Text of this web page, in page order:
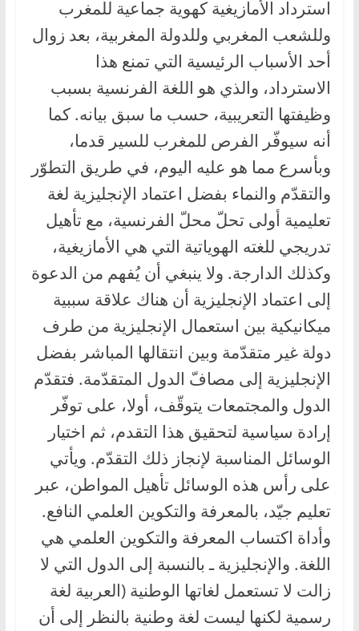
استرداد الأمازيغية كهوية جماعية للمغرب
وللشعب المغربي وللدولة المغربية، بعد زوال
أحد الأسباب الرئيسية التي تمنع هذا
الاسترداد، والذي هو اللغة الفرنسية بسبب
وظيفتها التعريبية، حسب ما سبق بيانه. كما
أنه سيوفّر الفرص للمغرب للسير قدما،
وبأسرع مما هو عليه اليوم، في طريق التطوّر
والتقدّم والنماء بفضل اعتماد الإنجليزية لغة
تعليمية أولى تحلّ محلّ الفرنسية، مع تأهيل
تدريجي للغته الهوياتية التي هي الأمازيغية،
وكذلك الدارجة. ولا ينبغي أن يُفهم من الدعوة
إلى اعتماد الإنجليزية أن هناك علاقة سببية
ميكانيكية بين استعمال الإنجليزية من طرف
دولة غير متقدّمة وبين انتقالها المباشر بفضل
الإنجليزية إلى مصافّ الدول المتقدّمة. فتقدّم
الدول والمجتمعات يتوقّف، أولا، على توفّر
إرادة سياسية لتحقيق هذا التقدم، ثم اختيار
الوسائل المناسبة لإنجاز ذلك التقدّم. ويأتي
على رأس هذه الوسائل تأهيل المواطن، عبر
تعليم جيّد، بالمعرفة والتكوين العلمي النافع.
وأداة اكتساب المعرفة والتكوين العلمي هي
اللغة. والإنجليزية ـ بالنسبة إلى الدول التي لا
زالت لا تستعمل لغاتها الوطنية (العربية لغة
رسمية لكنها ليست لغة وطنية بالنظر إلى أن